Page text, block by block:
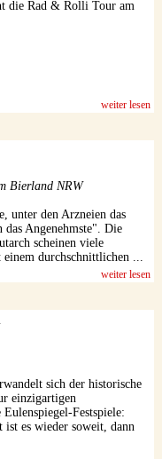
die Rad & Rolli Tour am
weiter lesen
Bierland NRW
unter den Arzneien das
das Angenehmste". Die
scheinen viele
durchschnittlichen ...
weiter lesen
sich der historische
einzigartigen
Festspiele:
es wieder soweit, dann